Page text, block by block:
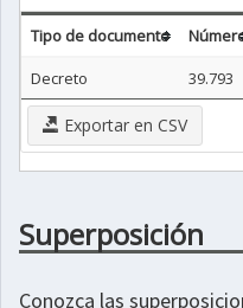
Tipo de documento
Decreto
39.793
Exportar en CSV
Superposición
Conozca las